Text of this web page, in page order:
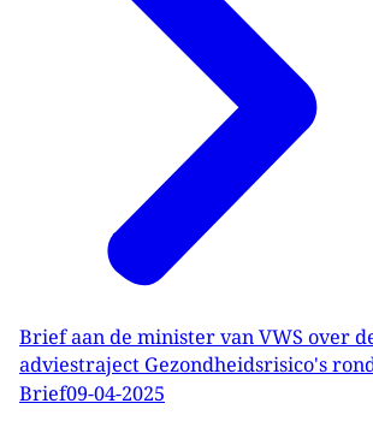
Brief aan de minister van VWS over
adviestraject Gezondheidsrisico's
Brief09-04-2025